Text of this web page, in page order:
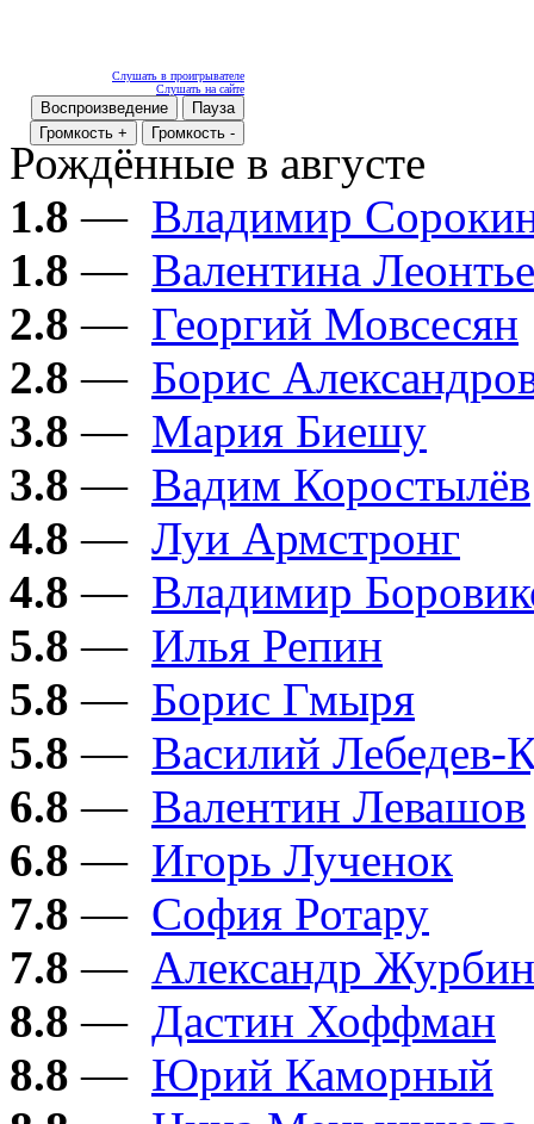
Слушать в проигрывателе
Слушать на сайте
Воспроизведение
Пауза
Громкость +
Громкость -
Рождённые в августе
1.8 — Владимир
1.8 — Валентина
2.8 — Георгий Мовсесян
2.8 — Борис
3.8 — Мария Биешу
3.8 — Вадим Коростылёв
4.8 — Луи Армстронг
4.8 — Владимир
5.8 — Илья Репин
5.8 — Борис Гмыря
5.8 — Василий Лебедев-
6.8 — Валентин Левашов
6.8 — Игорь Лученок
7.8 — София Ротару
7.8 — Александр Журбин
8.8 — Дастин Хоффман
8.8 — Юрий Каморный